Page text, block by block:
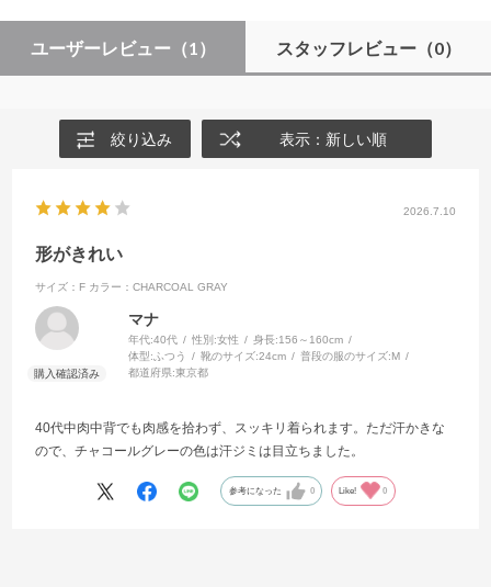
ユーザーレビュー （1） スタッフレビュー（0）
絞り込み 表示：新しい順
2026.7.10
形がきれい
サイズ：F カラー：CHARCOAL GRAY
マナ
年代:40代 性別:女性 身長:156～160cm
体型: ふつう 靴のサイズ:24cm 普段の服のサイズ:M
都道府県:東京都
40代中肉中背でも肉感を拾わず、スッキリ着られます。ただ汗かきな
ので、チャコールグレーの色は汗ジミは目立ちました。
参考になった 0 Like! 0